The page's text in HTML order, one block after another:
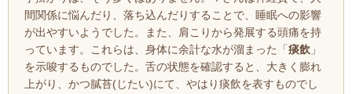
間関係に悩んだり、落ち込んだりすることで、睡眠への影響
が出やすいようでした。また、肩こりから発展する頭痛を持
っています。これらは、身体に余計な水が溜まった「痰飲 」
を示唆するものでした。舌の状態を確認すると、大きく膨れ
上がり、かつ膩苔(じたい)にて、やはり痰飲を表すものでし